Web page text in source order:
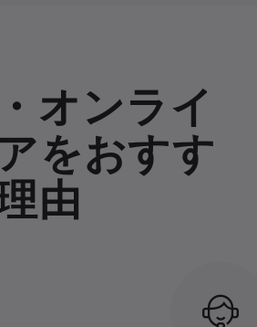
オンライ
をおすす
由